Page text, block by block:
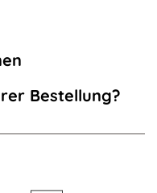
Bestellung?